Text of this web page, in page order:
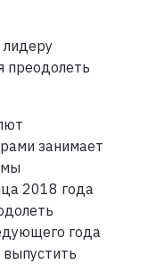
лидеру
преодолеть
занимает
мы
2018 года
года